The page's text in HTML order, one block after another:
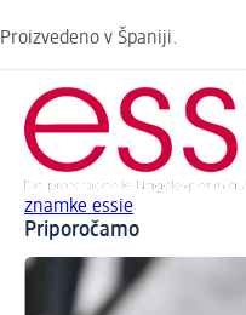
Proizvedeno v Španiji.
znamke essie
Priporočamo